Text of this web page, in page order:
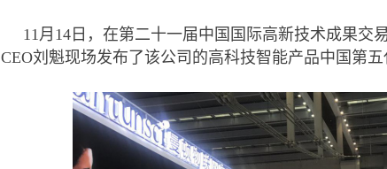
11月14日，在第二十一届中国国际高新技术成果交
CEO刘魁现场发布了该公司的高科技智能产品中国第